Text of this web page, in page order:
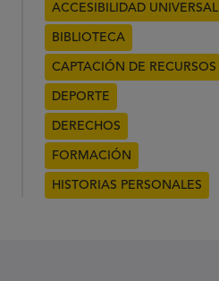
ACCESIBILIDAD UNIVERSAL
BIBLIOTECA
CAPTACIÓN DE RECURSOS
DEPORTE
DERECHOS
FORMACIÓN
HISTORIAS PERSONALES